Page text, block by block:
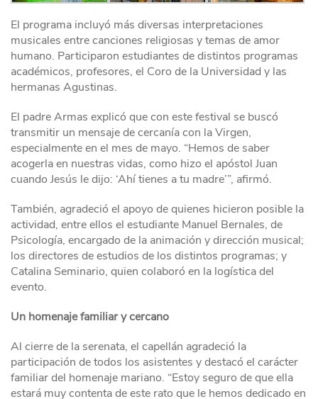
El programa incluyó más diversas interpretaciones
musicales entre canciones religiosas y temas de amor
humano. Participaron estudiantes de distintos programas
académicos, profesores, el Coro de la Universidad y las
hermanas Agustinas.
El padre Armas explicó que con este festival se buscó
transmitir un mensaje de cercanía con la Virgen,
especialmente en el mes de mayo. “Hemos de saber
acogerla en nuestras vidas, como hizo el apóstol Juan
cuando Jesús le dijo: ‘Ahí tienes a tu madre’”, afirmó.
También, agradeció el apoyo de quienes hicieron posible la
actividad, entre ellos el estudiante Manuel Bernales, de
Psicología, encargado de la animación y dirección musical;
los directores de estudios de los distintos programas; y
Catalina Seminario, quien colaboró en la logística del
evento.
Un homenaje familiar y cercano
Al cierre de la serenata, el capellán agradeció la
participación de todos los asistentes y destacó el carácter
familiar del homenaje mariano. “Estoy seguro de que ella
estará muy contenta de este rato que le hemos dedicado en